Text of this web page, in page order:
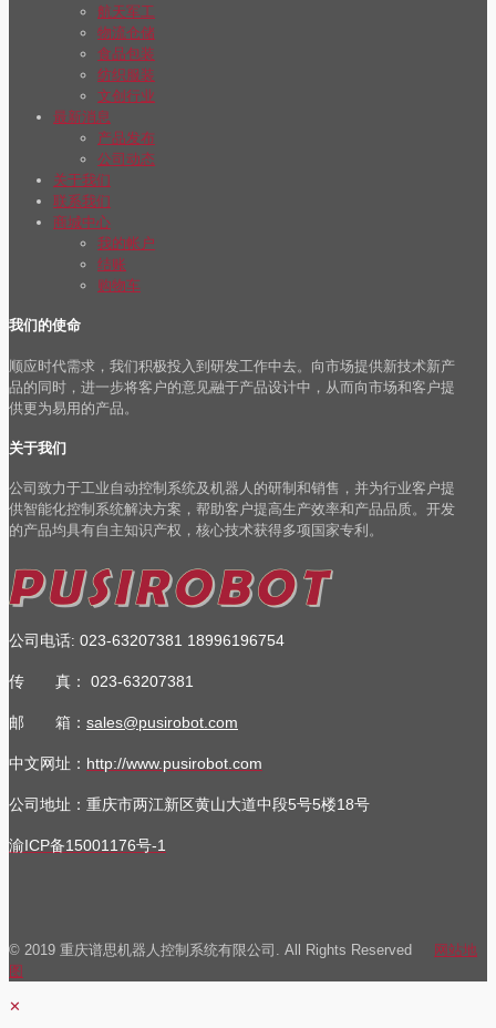
航天军工
物流仓储
食品包装
纺织服装
文创行业
最新消息
产品发布
公司动态
关于我们
联系我们
商城中心
我的帐户
结账
购物车
我们的使命
顺应时代需求，我们积极投入到研发工作中去。向市场提供新技术新产
品的同时，进一步将客户的意见融于产品设计中，从而向市场和客户提
供更为易用的产品。
关于我们
公司致力于工业自动控制系统及机器人的研制和销售，并为行业客户提
供智能化控制系统解决方案，帮助客户提高生产效率和产品品质。开发
的产品均具有自主知识产权，核心技术获得多项国家专利。
公司电话: 023-63207381 18996196754
传 真： 023-63207381
邮 箱： sales@pusirobot.com
中文网址： http://www.pusirobot.com
公司地址 ：重庆市两江新区黄山大道中段5号5楼18号
渝ICP备15001176号-1
© 2019 重庆谱思机器人控制系统有限公司. All Rights Reserved
网站地
图
✕